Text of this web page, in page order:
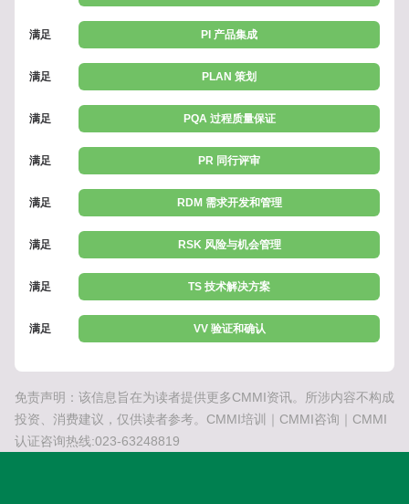
满足 PI 产品集成
满足 PLAN 策划
满足 PQA 过程质量保证
满足 PR 同行评审
满足 RDM 需求开发和管理
满足 RSK 风险与机会管理
满足 TS 技术解决方案
满足 VV 验证和确认
免责声明：该信息旨在为读者提供更多CMMI资讯。所涉内容不构成
投资、消费建议，仅供读者参考。CMMI培训｜CMMI咨询｜CMMI
认证咨询热线:023-63248819